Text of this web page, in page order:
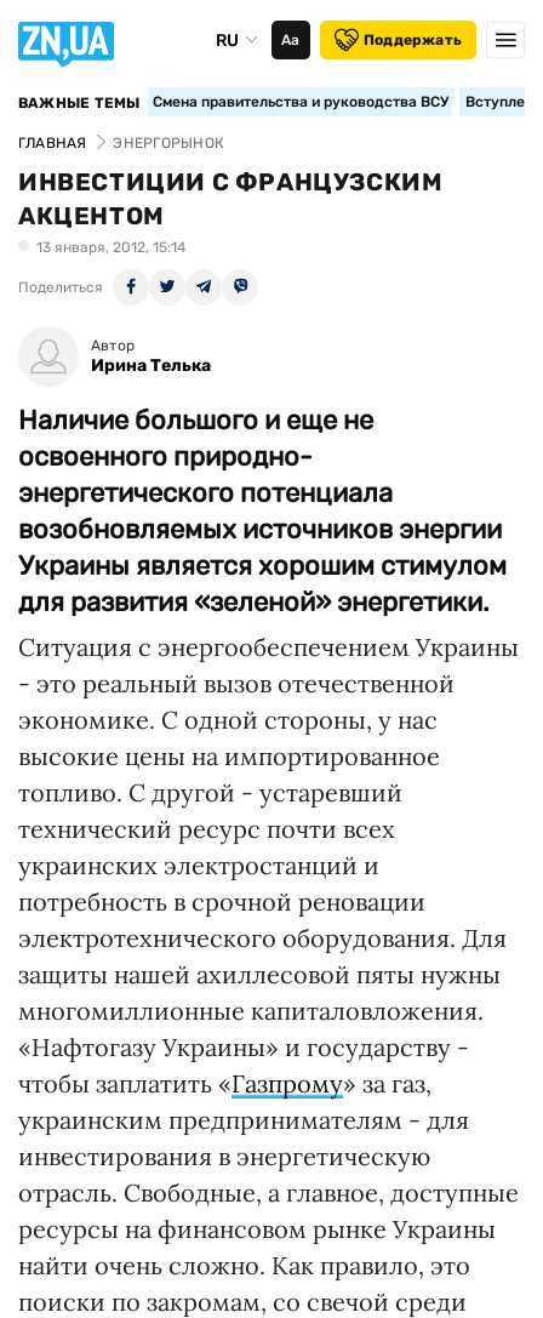
RU Аа Поддержать
ВАЖНЫЕ ТЕМЫ Смена правительства и руководства ВСУ
ГЛАВНАЯ ЭНЕРГОРЫНОК
ИНВЕСТИЦИИ С ФРАНЦУЗСКИМ
АКЦЕНТОМ
13 января, 2012, 15:14
Поделиться
Автор
Ирина Телька
Наличие большого и еще не
освоенного природно-
энергетического потенциала
возобновляемых источников энергии
Украины является хорошим стимулом
для развития «зеленой» энергетики.
Ситуация с энергообеспечением Украины
- это реальный вызов отечественной
экономике. С одной стороны, у нас
высокие цены на импортированное
топливо. С другой - устаревший
технический ресурс почти всех
украинских электростанций и
потребность в срочной реновации
электротехнического оборудования. Для
защиты нашей ахиллесовой пяты нужны
многомиллионные капиталовложения.
«Нафтогазу Украины» и государству -
чтобы заплатить «Газпрому» за газ,
украинским предпринимателям - для
инвестирования в энергетическую
отрасль. Свободные, а главное, доступные
ресурсы на финансовом рынке Украины
найти очень сложно. Как правило, это
поиски по закромам, со свечой среди